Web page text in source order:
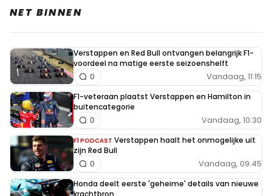
NET BINNEN
Verstappen en Red Bull ontvangen belangrijk F1-
voordeel na matige eerste seizoenshelft
Vandaag, 11:15
0
F1-veteraan plaatst Verstappen en Hamilton in
buitencategorie
Vandaag, 10:30
0
F1 PODCAST Verstappen haalt het onmogelijke uit
zijn Red Bull
Vandaag, 09:45
0
Honda deelt eerste 'geheime' details van nieuwe
krachtbron